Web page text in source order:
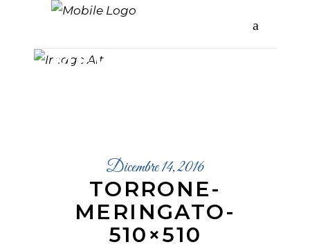
MERINGATO-
Dicembre 14, 2016
TORRONE-
MERINGATO-
510×510